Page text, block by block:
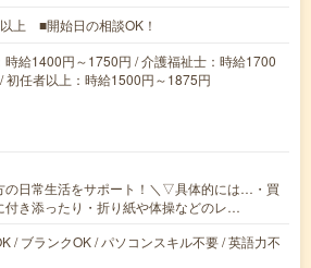
上 ■開始日の相談OK！
時給1400円～1750円 / 介護福祉士：時給1700
初任者以上：時給1500円～1875円
の日常生活をサポート！＼▽具体的には…・買
付き添ったり・折り紙や体操などのレ…
/ ブランクOK / パソコンスキル不要 / 英語力不